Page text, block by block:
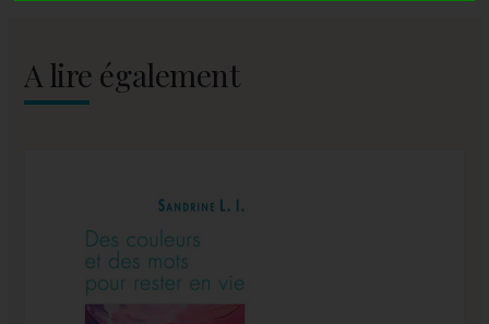
A lire également